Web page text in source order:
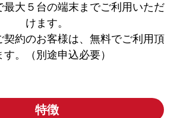
最大５台の端末までご利用いただ
けます。
契約のお客様は、無料でご利用頂
す。（別途申込必要）
特徴